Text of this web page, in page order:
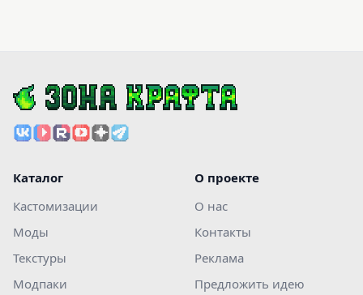
Каталог
Кастомизации
Моды
Текстуры
Модпаки
О проекте
О нас
Контакты
Реклама
Предложить идею